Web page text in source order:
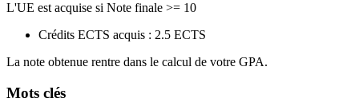
L'UE est acquise si Note finale >= 10
Crédits ECTS acquis : 2.5 ECTS
La note obtenue rentre dans le calcul de votre GPA.
Mots clés